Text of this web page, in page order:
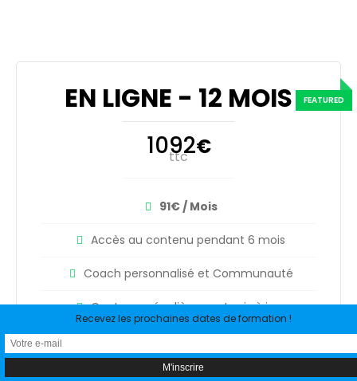
EN LIGNE - 12 MOIS
1092€
ttc
91€ / Mois
Accès au contenu pendant 6 mois
Coach personnalisé et Communauté
Contenus régulièrement mis à jour
Recevez les prochaines dates de formation !